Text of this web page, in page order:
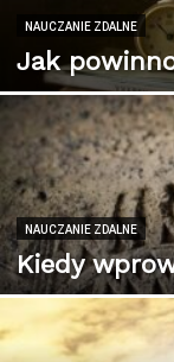
NAUCZANIE ZDALNE
Jak
NAUCZANIE ZDALNE
Kiedy